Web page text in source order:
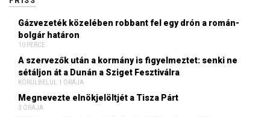
Gázvezeték közelében robbant fel egy drón a román-
bolgár határon
10 PERCE
A szervezők után a kormány is figyelmeztet: senki ne
sétáljon át a Dunán a Sziget Fesztiválra
KÖRÜLBELÜL 1 ÓRÁJA
Megnevezte elnökjelöltjét a Tisza Párt
3 ÓRÁJA